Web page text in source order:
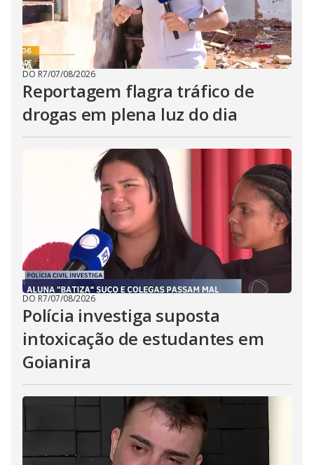
DO R7/07/08/2026
Reportagem flagra tráfico de
drogas em plena luz do dia
DO R7/07/08/2026
Polícia investiga suposta
intoxicação de estudantes em
Goianira